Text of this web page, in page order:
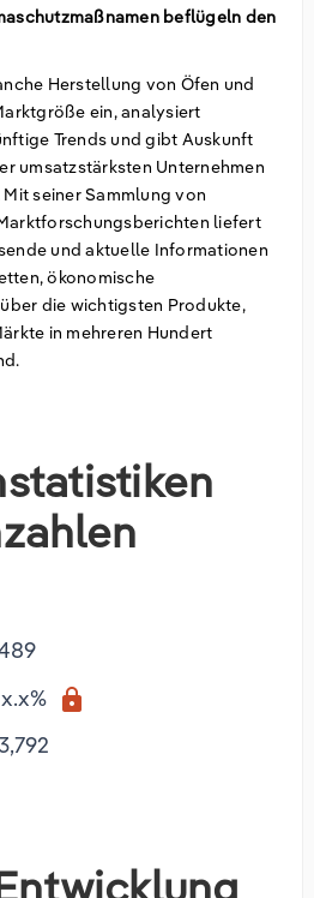
beflügeln den
Herstellung von Öfen und
ein, analysiert
Trends und gibt Auskunft
umsatzstärksten Unternehmen
seiner Sammlung von
liefert
und aktuelle Informationen
ökonomische
die wichtigsten Produkte,
in mehreren Hundert
lock
und technische